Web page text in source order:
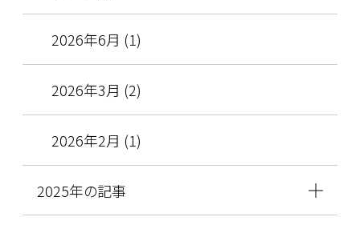
2026年6月 (1)
2026年3月 (2)
2026年2月 (1)
2025年の記事